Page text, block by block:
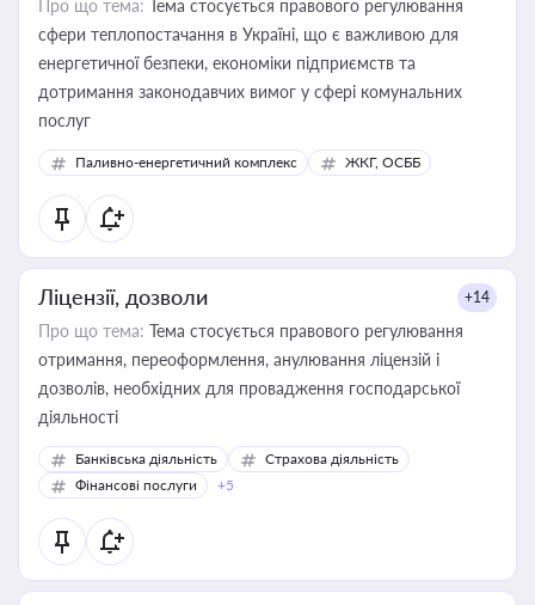
Про що тема: Тема стосується правового регулювання
сфери теплопостачання в Україні, що є важливою для
енергетичної безпеки, економіки підприємств та
дотримання законодавчих вимог у сфері комунальних
послуг
Паливно-енергетичний комплекс ЖКГ, ОСББ
Ліцензії, дозволи +14
Про що тема: Тема стосується правового регулювання
отримання, переоформлення, анулювання ліцензій і
дозволів, необхідних для провадження господарської
діяльності
Банківська діяльність
Страхова діяльність
Фінансові послуги
+5